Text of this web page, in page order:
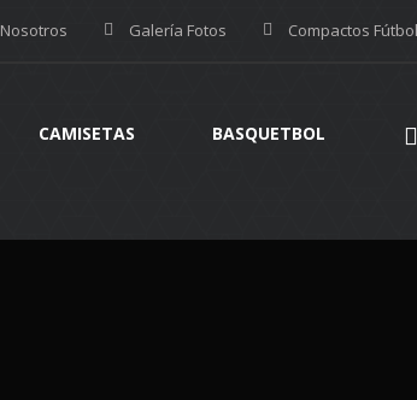
Nosotros Galería Fotos Compactos Fútbol
CAMISETAS BASQUETBOL